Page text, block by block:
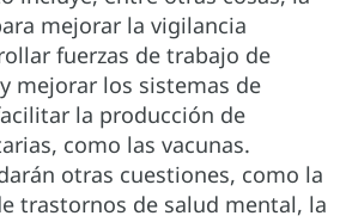
mejorar la vigilancia
fuerzas de trabajo de
mejorar los sistemas de
la producción de
como las vacunas.
otras cuestiones, como la
trastornos de salud mental, la